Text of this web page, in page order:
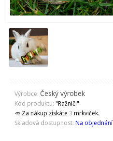
Výrobce: Český výrobek
Kód produktu: "Ražniči"
🥕 Za nákup získáte 3 mrkviček.
Skladová dostupnost: Na objednání